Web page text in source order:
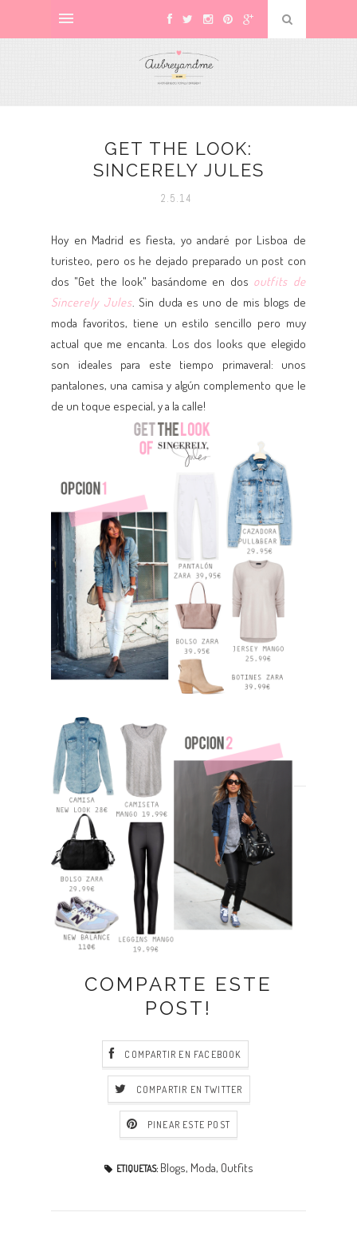
GET THE LOOK:
SINCERELY JULES
2.5.14
Hoy en Madrid es fiesta, yo andaré por Lisboa de
turisteo, pero os he dejado preparado un post con
dos "Get the look" basándome en dos outfits de
Sincerely Jules. Sin duda es uno de mis blogs de
moda favoritos, tiene un estilo sencillo pero muy
actual que me encanta. Los dos looks que elegido
son ideales para este tiempo primaveral: unos
pantalones, una camisa y algún complemento que le
de un toque especial, y a la calle!
COMPARTE ESTE
POST!
COMPARTIR EN FACEBOOK
COMPARTIR EN TWITTER
PINEAR ESTE POST
ETIQUETAS: Blogs, Moda, Outfits